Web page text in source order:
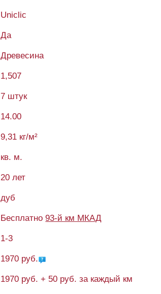
Uniclic
Да
Древесина
1,507
7 штук
14.00
9,31 кг/м²
кв. м.
20 лет
дуб
Бесплатно93-й км МКАД
1-3
1970 руб.
1970 руб. + 50 руб. за каждый км